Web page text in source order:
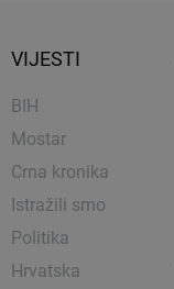
VIJESTI
BIH
Mostar
Crna kronika
Istražili smo
Politika
Hrvatska